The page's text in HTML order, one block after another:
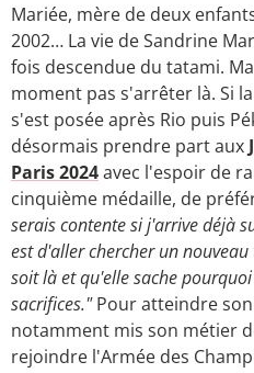
Mariée, mère de deux
2002… La vie de Sandrine
fois descendue du tatami.
moment pas s'arrêter là. Si
s'est posée après Rio puis
désormais prendre part aux
Paris 2024avec l'espoir de
cinquième médaille, de
serais contente si j'arrive déjà
est d'aller chercher un
soit là et qu'elle sache
sacrifices."Pour atteindre
notamment mis son métier
rejoindre l'Armée des